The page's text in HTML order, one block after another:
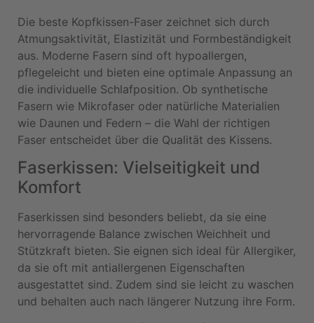
Die beste Kopfkissen-Faser zeichnet sich durch
Atmungsaktivität, Elastizität und Formbeständigkeit
aus. Moderne Fasern sind oft hypoallergen,
pflegeleicht und bieten eine optimale Anpassung an
die individuelle Schlafposition. Ob synthetische
Fasern wie Mikrofaser oder natürliche Materialien
wie Daunen und Federn – die Wahl der richtigen
Faser entscheidet über die Qualität des Kissens.
Faserkissen: Vielseitigkeit und
Komfort
Faserkissen sind besonders beliebt, da sie eine
hervorragende Balance zwischen Weichheit und
Stützkraft bieten. Sie eignen sich ideal für Allergiker,
da sie oft mit antiallergenen Eigenschaften
ausgestattet sind. Zudem sind sie leicht zu waschen
und behalten auch nach längerer Nutzung ihre Form.